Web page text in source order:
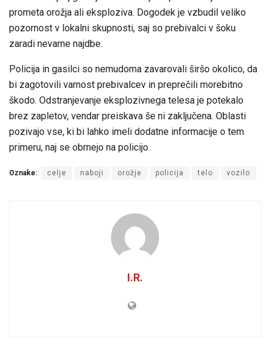
prometa orožja ali eksploziva. Dogodek je vzbudil veliko
pozornost v lokalni skupnosti, saj so prebivalci v šoku
zaradi nevarne najdbe.
Policija in gasilci so nemudoma zavarovali širšo okolico, da
bi zagotovili varnost prebivalcev in preprečili morebitno
škodo. Odstranjevanje eksplozivnega telesa je potekalo
brez zapletov, vendar preiskava še ni zaključena. Oblasti
pozivajo vse, ki bi lahko imeli dodatne informacije o tem
primeru, naj se obrnejo na policijo.
Oznake: celje naboji orožje policija telo vozilo
I.R.